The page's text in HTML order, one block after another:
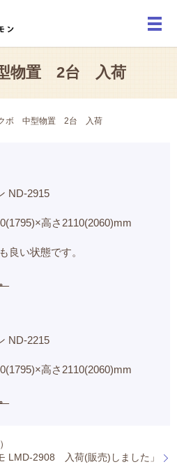
メ
物置 2台 入荷
ボ 中型物置 2台 入荷
ND-2915
高さ2110(2060)mm
良い状態です。
ND-2215
高さ2110(2060)mm
LMD-2908 入荷(販売)しました」